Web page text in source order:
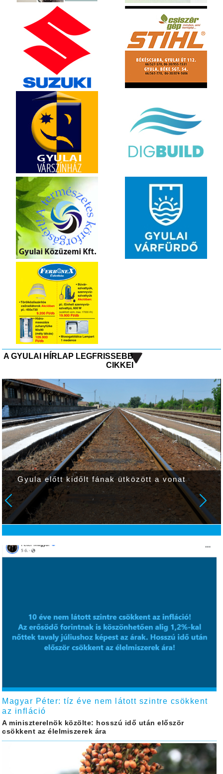
A GYULAI HÍRLAP LEGFRISSEBB
CIKKEI
Gyula előtt kidőlt fának ütközött a vonat
Magyar Péter: tíz éve nem látott szintre csökkent
az infláció
A miniszterelnök közölte: hosszú idő után először
csökkent az élelmiszerek ára